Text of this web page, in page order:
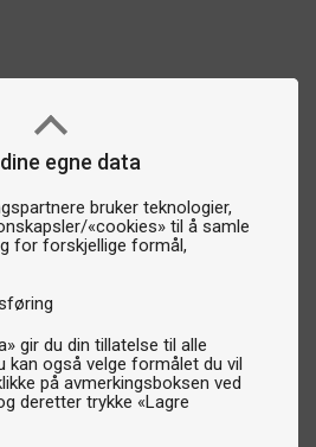
egne data
bruker teknologier,
«cookies» til å samle
for forskjellige formål,
gir du din tillatelse til alle
kan også velge formålet du vil
på avmerkingsboksen ved
deretter trykke «Lagre